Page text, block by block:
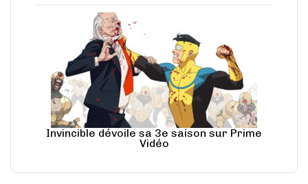
Invincible dévoile sa 3e saison sur Prime
Vidéo